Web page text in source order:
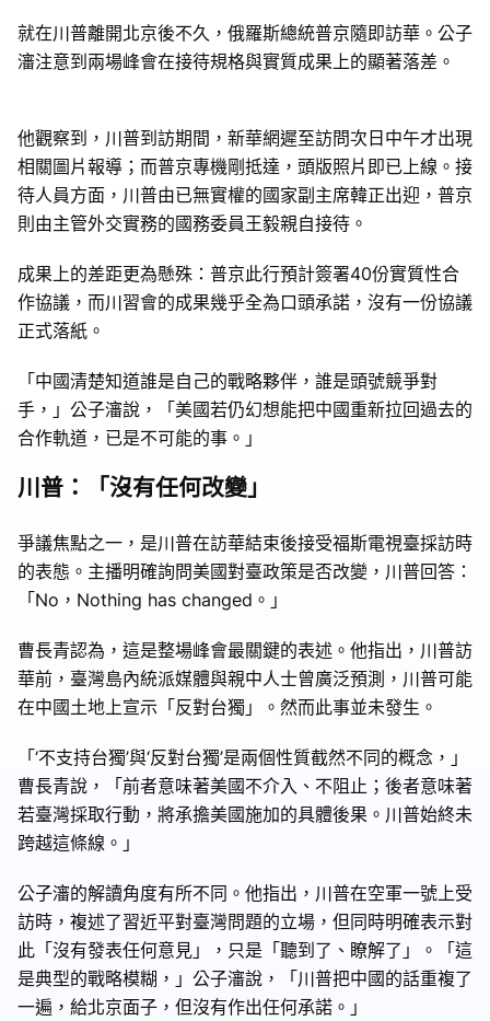
就在川普離開北京後不久，俄羅斯總統普京隨即訪華。公子
瀋注意到兩場峰會在接待規格與實質成果上的顯著落差。
他觀察到，川普到訪期間，新華網遲至訪問次日中午才出現
相關圖片報導；而普京專機剛抵達，頭版照片即已上線。接
待人員方面，川普由已無實權的國家副主席韓正出迎，普京
則由主管外交實務的國務委員王毅親自接待。
成果上的差距更為懸殊：普京此行預計簽署40份實質性合
作協議，而川習會的成果幾乎全為口頭承諾，沒有一份協議
正式落紙。
「中國清楚知道誰是自己的戰略夥伴，誰是頭號競爭對
手，」公子瀋說，「美國若仍幻想能把中國重新拉回過去的
合作軌道，已是不可能的事。」
川普：「沒有任何改變」
爭議焦點之一，是川普在訪華結束後接受福斯電視臺採訪時
的表態。主播明確詢問美國對臺政策是否改變，川普回答：
「No，Nothing has changed。」
曹長青認為，這是整場峰會最關鍵的表述。他指出，川普訪
華前，臺灣島內統派媒體與親中人士曾廣泛預測，川普可能
在中國土地上宣示「反對台獨」。然而此事並未發生。
「‘不支持台獨’與‘反對台獨’是兩個性質截然不同的概念，」
曹長青說，「前者意味著美國不介入、不阻止；後者意味著
若臺灣採取行動，將承擔美國施加的具體後果。川普始終未
跨越這條線。」
公子瀋的解讀角度有所不同。他指出，川普在空軍一號上受
訪時，複述了習近平對臺灣問題的立場，但同時明確表示對
此「沒有發表任何意見」，只是「聽到了、瞭解了」。「這
是典型的戰略模糊，」公子瀋說，「川普把中國的話重複了
一遍，給北京面子，但沒有作出任何承諾。」